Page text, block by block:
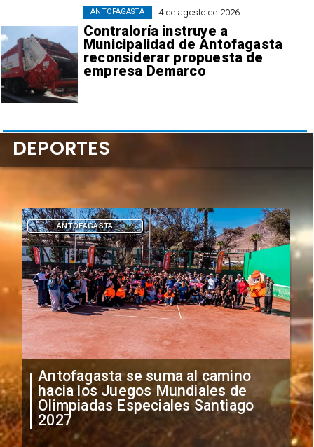
4 de agosto de 2026
Contraloría instruye a
Municipalidad de Antofagasta
reconsiderar propuesta de
empresa Demarco
ANTOFAGASTA
Antofagasta se suma al camino
hacia los Juegos Mundiales de
Olimpiadas Especiales Santiago
2027
ANTOFAGASTA
DEPORTES